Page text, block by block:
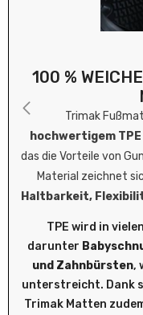
100 %
Trimak
hochwertigem
das die Vorteile von
Material zeichnet
Haltbarkeit,
TPE wird in
darunter
und Zahnbürsten,
unterstreicht. Dank
Trimak Matten